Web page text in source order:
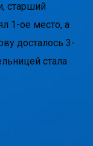
старший
1-ое место, а
досталось 3-
стала